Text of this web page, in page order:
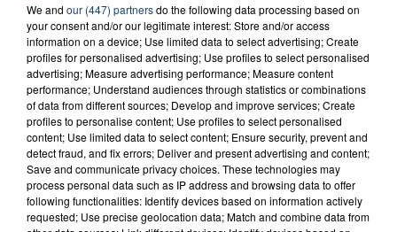
23 juillet 2026
INCENDIE MORTEL À LENS : UNE FEMME ET
SON BÉBÉ ENTRE LA VIE ET LA...
Un homme s'est immolé par le feu après avoir
aspergé sa compagne et leur bébé de trois mois
d'un liquide inflammable.
We and our (447) partnersdo the following data processing based on
your consent and/or our legitimate interest: Store and/or access
information on a device; Use limited data to select advertising; Create
profiles for personalised advertising; Use profiles to select personalised
advertising; Measure advertising performance; Measure content
performance; Understand audiences through statistics or combinations
of data from different sources; Develop and improve services; Create
profiles to personalise content; Use profiles to select personalised
content; Use limited data to select content; Ensure security, prevent and
detect fraud, and fix errors; Deliver and present advertising and content;
Save and communicate privacy choices. These technologies may
process personal data such as IP address and browsing data to offer
following functionalities: Identify devices based on information actively
requested; Use precise geolocation data; Match and combine data from